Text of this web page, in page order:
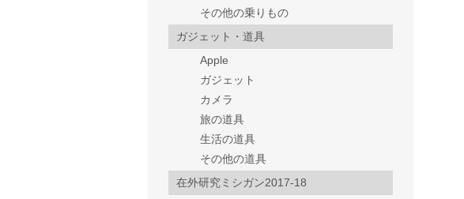
その他の乗りもの
ガジェット・道具
Apple
ガジェット
カメラ
旅の道具
生活の道具
その他の道具
在外研究ミシガン2017-18